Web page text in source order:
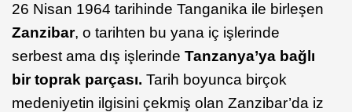
26 Nisan 1964 tarihinde Tanganika ile birleşen
Zanzibar, o tarihten bu yana iç işlerinde
serbest ama dış işlerinde Tanzanya’ya bağlı
bir toprak parçası. Tarih boyunca birçok
medeniyetin ilgisini çekmiş olan Zanzibar’da iz